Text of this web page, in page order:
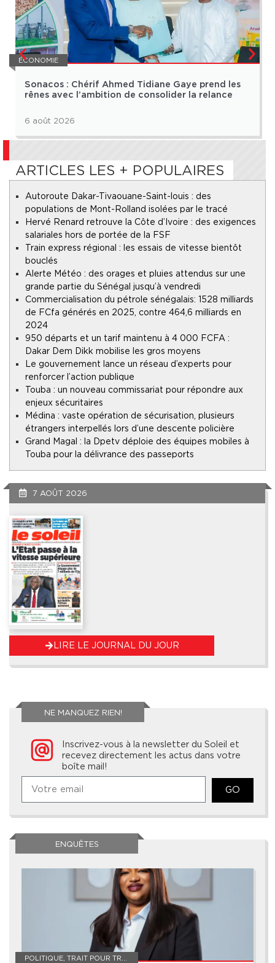
ÉCONOMIE
Sonacos : Chérif Ahmed Tidiane Gaye prend les
rênes avec l’ambition de consolider la relance
6 août 2026
ARTICLES LES + POPULAIRES
Autoroute Dakar-Tivaouane-Saint-louis : des
populations de Mont-Rolland isolées par le tracé
Hervé Renard retrouve la Côte d’Ivoire : des exigences
salariales hors de portée de la FSF
Train express régional : les essais de vitesse bientôt
bouclés
Alerte Météo : des orages et pluies attendus sur une
grande partie du Sénégal jusqu’à vendredi
Commercialisation du pétrole sénégalais : 1528 milliards
de FCfa générés en 2025, contre 464,6 milliards en
2024
950 départs et un tarif maintenu à 4 000 FCFA :
Dakar Dem Dikk mobilise les gros moyens
Le gouvernement lance un réseau d’experts pour
renforcer l’action publique
Touba : un nouveau commissariat pour répondre aux
enjeux sécuritaires
Médina : vaste opération de sécurisation, plusieurs
étrangers interpellés lors d’une descente policière
Grand Magal : la Dpetv déploie des équipes mobiles à
Touba pour la délivrance des passeports
7 AOÛT 2026
LIRE LE JOURNAL DU JOUR
NE MANQUEZ RIEN!
Inscrivez-vous à la newsletter du Soleil et
recevez directement les actus dans votre
boîte mail!
GO
ENQUÊTES
POLITIQUE TRAIT POUR TRAIT